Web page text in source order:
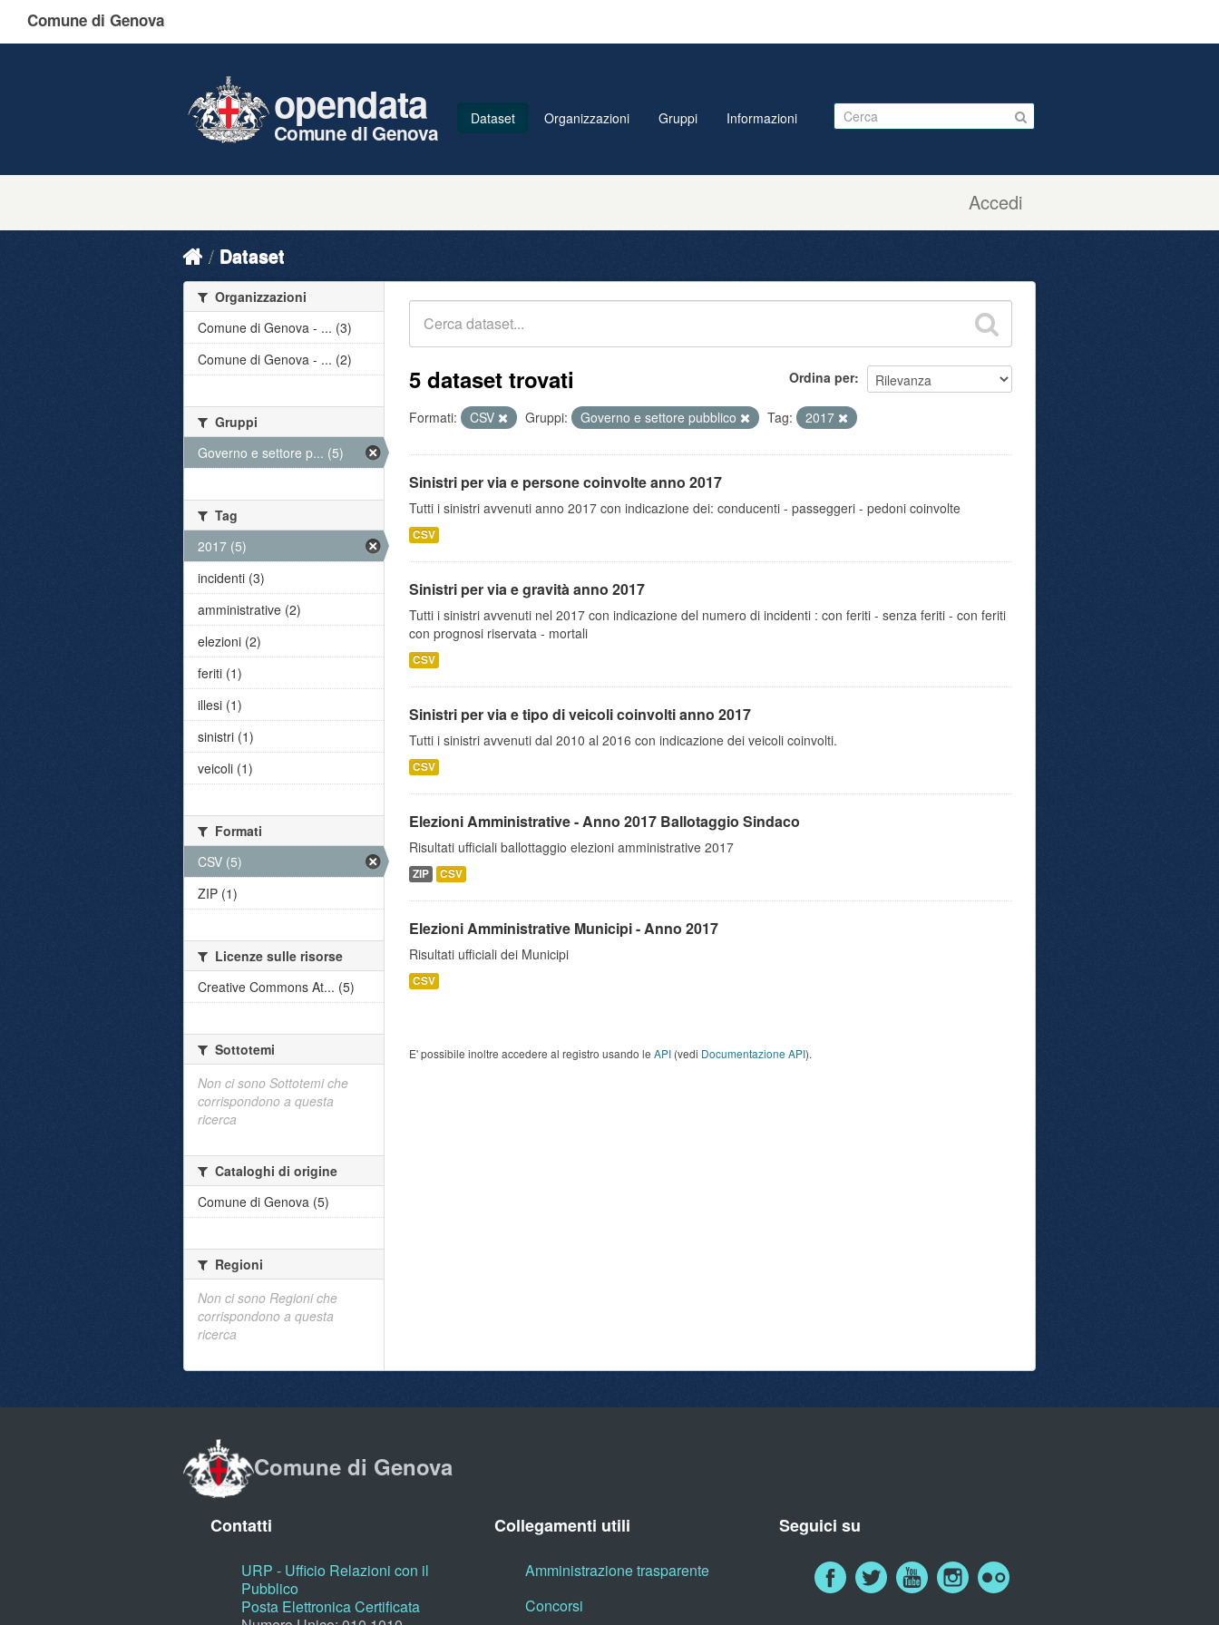
Comune di Genova
Accedi
opendata
Comune di Genova
Dataset Organizzazioni Gruppi Informazioni
Dataset
Ordina per
5 dataset trovati
Formati: CSV Gruppi: Governo e settore pubblico Tag: 2017
Sinistri per via e persone coinvolte anno 2017
Tutti i sinistri avvenuti anno 2017 con indicazione dei: conducenti - passeggeri - pedoni coinvolte
CSV
Sinistri per via e gravità anno 2017
Tutti i sinistri avvenuti nel 2017 con indicazione del numero di incidenti : con feriti - senza feriti - con feriti
con prognosi riservata - mortali
CSV
Sinistri per via e tipo di veicoli coinvolti anno 2017
Tutti i sinistri avvenuti dal 2010 al 2016 con indicazione dei veicoli coinvolti.
CSV
Elezioni Amministrative - Anno 2017 Ballotaggio Sindaco
Risultati ufficiali ballottaggio elezioni amministrative 2017
ZIP CSV
Elezioni Amministrative Municipi - Anno 2017
Risultati ufficiali dei Municipi
CSV
E' possibile inoltre accedere al registro usando le API (vedi Documentazione API).
Organizzazioni
Comune di Genova - ... (3)
Comune di Genova - ... (2)
Gruppi
Governo e settore p... (5)
Tag
2017 (5)
incidenti (3)
amministrative (2)
elezioni (2)
feriti (1)
illesi (1)
sinistri (1)
veicoli (1)
Formati
CSV (5)
ZIP (1)
Licenze sulle risorse
Creative Commons At... (5)
Sottotemi
Non ci sono Sottotemi che
corrispondono a questa
ricerca
Cataloghi di origine
Comune di Genova (5)
Regioni
Non ci sono Regioni che
corrispondono a questa
ricerca
Comune di Genova
Contatti
URP - Ufficio Relazioni con il
Pubblico
Posta Elettronica Certificata
Collegamenti utili
Amministrazione trasparente
Concorsi
Seguici su